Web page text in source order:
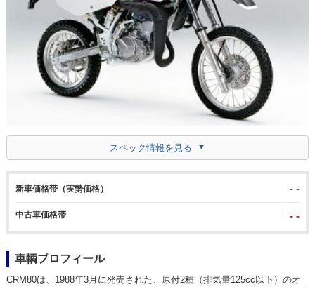
スペック情報を見る
新車価格帯（実勢価格） - -
中古車価格帯 - -
車輌プロフィール
CRM80は、1988年3月に発売された、原付2種（排気量125cc以下）のオ